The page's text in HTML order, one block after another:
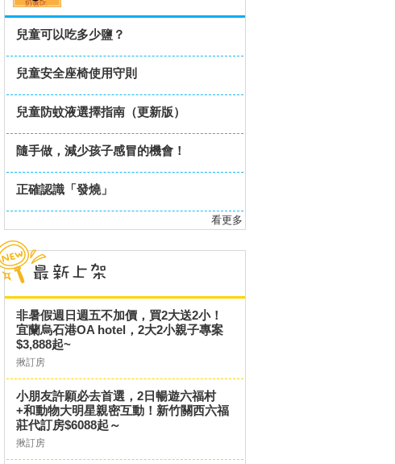
兒童可以吃多少鹽？
兒童安全座椅使用守則
兒童防蚊液選擇指南（更新版）
隨手做，減少孩子感冒的機會！
正確認識「發燒」
看更多
非暑假週日週五不加價，買2大送2小！
宜蘭烏石港OA hotel，2大2小親子專案
$3,888起~
揪訂房
小朋友許願必去首選，2日暢遊六福村
+和動物大明星親密互動！新竹關西六福
莊代訂房$6088起～
揪訂房